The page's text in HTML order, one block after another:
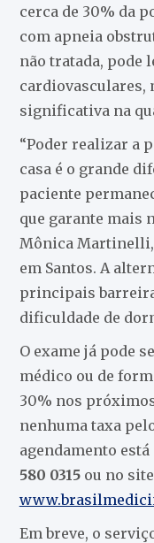
cerca de 30% da
com apneia
não tratada, pode
cardiovasculares,
significativa na
“Poder realizar a
casa é o grande
paciente
que garante mais
Mônica Martinelli,
em Santos. A
principais
dificuldade de
O exame já pode
médico ou de
30% nos
nenhuma taxa
agendamento
580 0315 ou no site
Em breve, o